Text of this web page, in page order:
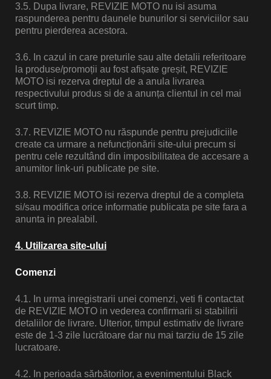
3.5. Dupa livrare, REVIZIE MOTO nu isi asuma
raspunderea pentru daunele bunurilor si serviciilor sau
pentru pierderea acestora.
3.6. In cazul in care preturile sau alte detalii referitoare
la produse/promoții au fost afișate greșit, REVIZIE
MOTO isi rezerva dreptul de a anula livrarea
respectivului produs si de a anunța clientul in cel mai
scurt timp.
3.7. REVIZIE MOTO nu răspunde pentru prejudiciile
create ca urmare a nefuncționării site-ului precum si
pentru cele rezultând din imposibilitatea de accesare a
anumitor link-uri publicate pe site.
3.8. REVIZIE MOTO isi rezerva dreptul de a completa
si/sau modifica orice informatie publicata pe site fara a
anunta in prealabil.
4. Utilizarea site-ului
Comenzi
4.1. In urma inregistrarii unei comenzi, veti fi contactat
de REVIZIE MOTO in vederea confirmarii si stabilirii
detaliilor de livrare. Ulterior, timpul estimativ de livrare
este de 1-3 zile lucrătoare dar nu mai tarziu de 15 zile
lucratoare.
4.2. In perioada sărbătorilor, a evenimentului Black